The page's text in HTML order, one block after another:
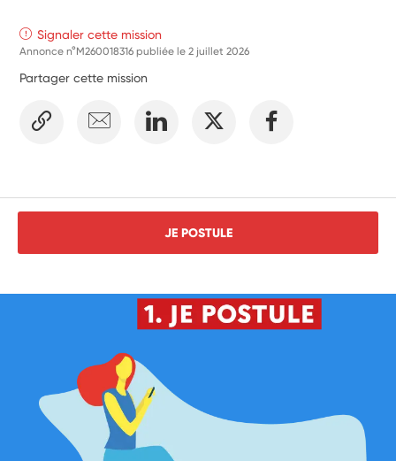
Ainsi qu’à différentes session de formation relatives aux
troubles du spectre de l’autisme.
Signaler cette mission
Annonce n°M260018316 publiée le2 juillet 2026
Partager cette mission
JE POSTULE